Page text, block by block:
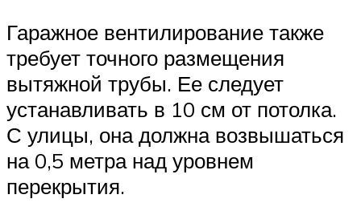
Гаражное вентилирование также
требует точного размещения
вытяжной трубы. Ее следует
устанавливать в 10 см от потолка.
С улицы, она должна возвышаться
на 0,5 метра над уровнем
перекрытия.